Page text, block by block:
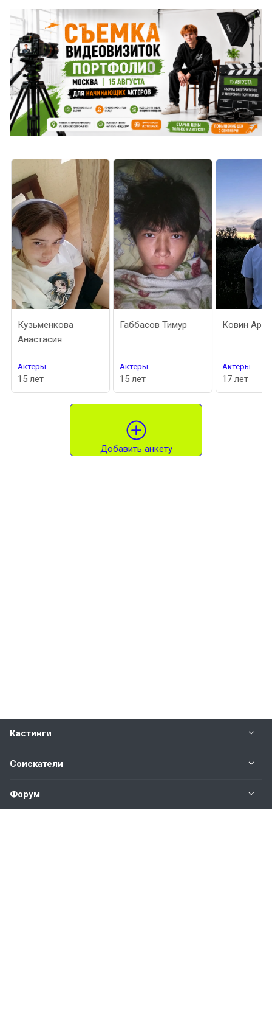
Кузьменкова
Анастасия
Актеры
15 лет
Габбасов Тимур
Актеры
15 лет
Ковин
Актеры
17 лет
Добавить анкету
Кастинги
Соискатели
Форум